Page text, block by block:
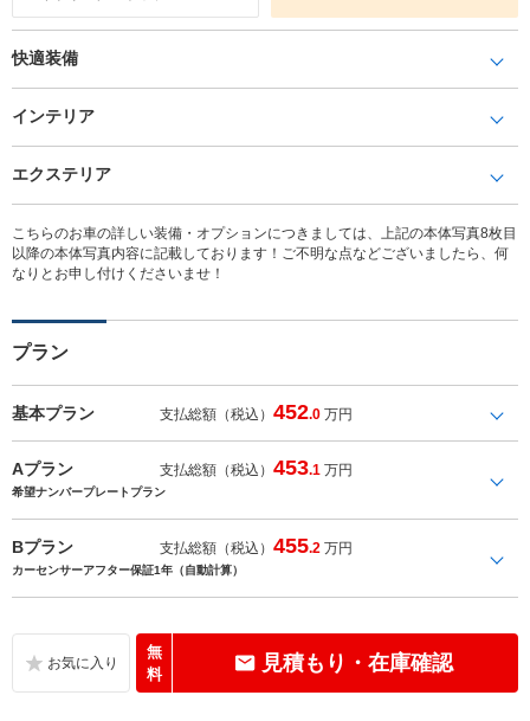
快適装備
インテリア
エクステリア
こちらのお車の詳しい装備・オプションにつきましては、上記の本体写真8枚目
以降の本体写真内容に記載しております！ご不明な点などございましたら、何
なりとお申し付けくださいませ！
プラン
基本プラン 支払総額（税込）452.0 万円
Aプラン 支払総額（税込）453.1 万円
希望ナンバープレートプラン
Bプラン 支払総額（税込）455.2 万円
カーセンサーアフター保証1年（自動計算）
無
料
見積もり・在庫確認